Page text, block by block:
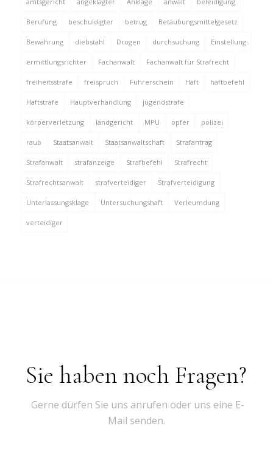
Berufung beschuldigter betrug Betäubungsmittelgesetz
Bewährung diebstahl Drogen durchsuchung Einstellung
ermittlungsrichter Fachanwalt Fachanwalt für Strafrecht
freiheitsstrafe freispruch Führerschein Haft haftbefehl
Haftstrafe Hauptverhandlung jugendstrafe
körperverletzung landgericht MPU opfer polizei
raub Staatsanwalt Staatsanwaltschaft Strafantrag
Strafanwalt strafanzeige Strafbefehl Strafrecht
Strafrechtsanwalt strafverteidiger Strafverteidigung
Unterlassungsklage Untersuchungshaft Verleumdung
verteidiger
Sie haben noch Fragen?
Gerne dürfen Sie uns anrufen oder uns eine E-
Mail senden.